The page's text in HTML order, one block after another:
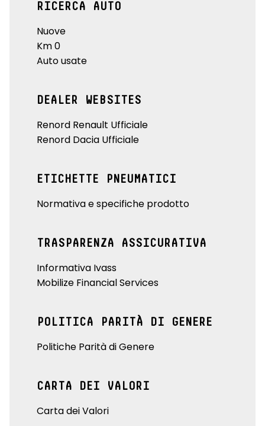
RICERCA AUTO
Nuove
Km 0
Auto usate
DEALER WEBSITES
Renord Renault Ufficiale
Renord Dacia Ufficiale
ETICHETTE PNEUMATICI
Normativa e specifiche prodotto
TRASPARENZA ASSICURATIVA
Informativa Ivass
Mobilize Financial Services
POLITICA PARITÀ DI GENERE
Politiche Parità di Genere
CARTA DEI VALORI
Carta dei Valori